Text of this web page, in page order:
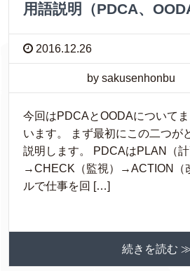
用語説明（PDCA、
2016.12.26
by sakusenhonbu
今回はPDCAとOODAについて
います。 まず最初にこの二つが
説明します。 PDCAはPLAN（
→CHECK（監視）→ACTION（
ルで仕事を回 […]
続きを読む